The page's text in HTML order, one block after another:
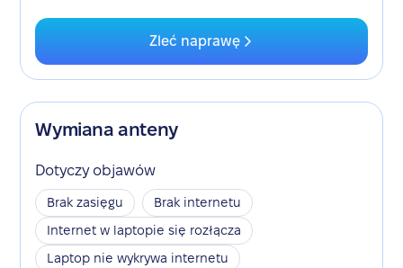
Zleć naprawę
Wymiana anteny
Dotyczy objawów
Brak zasięgu
Brak internetu
Internet w laptopie się rozłącza
Laptop nie wykrywa internetu